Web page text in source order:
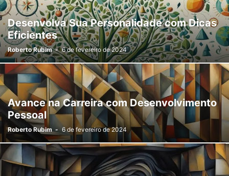
Desenvolva Sua Personalidade com Dicas
Eficientes
Roberto Rubim - 6 de fevereiro de 2024
Avance na Carreira com Desenvolvimento
Pessoal
Roberto Rubim - 6 de fevereiro de 2024